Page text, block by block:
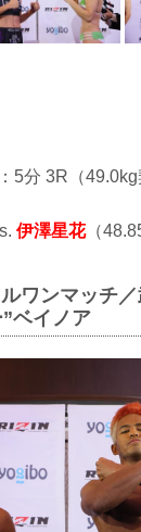
5分 3R（49.0kg
伊澤星花（
ワンマッチ
ベイノア